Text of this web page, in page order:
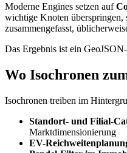
Moderne Engines setzen auf
wichtige Knoten überspringen,
zusammengefasst,
Das Ergebnis ist ein
Wo Isochronen
Isochronen treiben im
Standort- und Filial-
Marktdimensionierung
EV-